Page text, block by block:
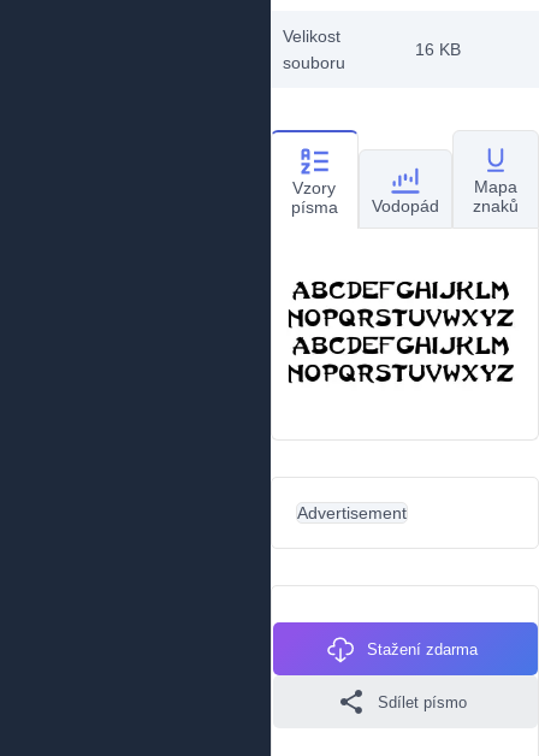
Velikost
souboru
16 KB
Vzory
písma
Vodopád
Mapa
znaků
Advertisement
Stažení zdarma
Sdílet písmo